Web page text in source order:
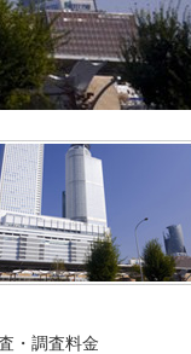
・調査料金